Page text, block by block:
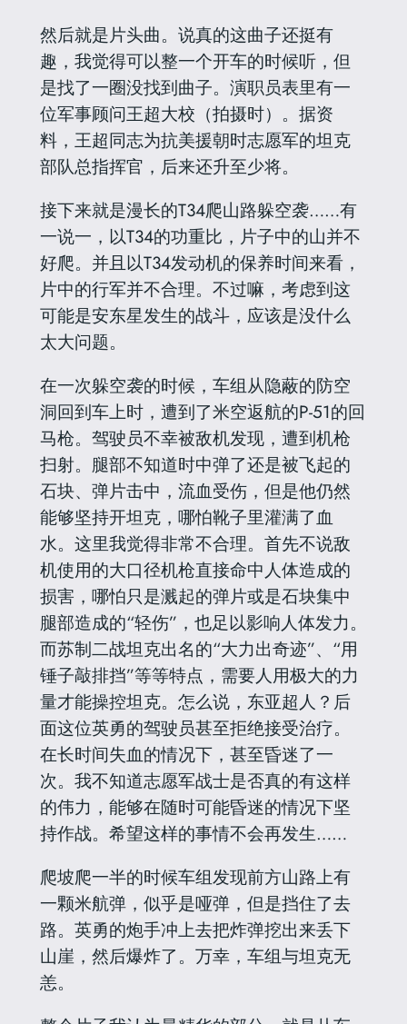
然后就是片头曲。说真的这曲子还挺有
趣，我觉得可以整一个开车的时候听，但
是找了一圈没找到曲子。演职员表里有一
位军事顾问王超大校（拍摄时）。据资
料，王超同志为抗美援朝时志愿军的坦克
部队总指挥官，后来还升至少将。
接下来就是漫长的T34爬山路躲空袭……有
一说一，以T34的功重比，片子中的山并不
好爬。并且以T34发动机的保养时间来看，
片中的行军并不合理。不过嘛，考虑到这
可能是安东星发生的战斗，应该是没什么
太大问题。
在一次躲空袭的时候，车组从隐蔽的防空
洞回到车上时，遭到了米空返航的P-51的回
马枪。驾驶员不幸被敌机发现，遭到机枪
扫射。腿部不知道时中弹了还是被飞起的
石块、弹片击中，流血受伤，但是他仍然
能够坚持开坦克，哪怕靴子里灌满了血
水。这里我觉得非常不合理。首先不说敌
机使用的大口径机枪直接命中人体造成的
损害，哪怕只是溅起的弹片或是石块集中
腿部造成的“轻伤”，也足以影响人体发力。
而苏制二战坦克出名的“大力出奇迹”、“用
锤子敲排挡”等等特点，需要人用极大的力
量才能操控坦克。怎么说，东亚超人？后
面这位英勇的驾驶员甚至拒绝接受治疗。
在长时间失血的情况下，甚至昏迷了一
次。我不知道志愿军战士是否真的有这样
的伟力，能够在随时可能昏迷的情况下坚
持作战。希望这样的事情不会再发生……
爬坡爬一半的时候车组发现前方山路上有
一颗米航弹，似乎是哑弹，但是挡住了去
路。英勇的炮手冲上去把炸弹挖出来丢下
山崖，然后爆炸了。万幸，车组与坦克无
恙。